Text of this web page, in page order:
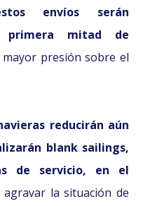
envíos serán
primera mitad de
presión sobre el
reducirán aún
blank sailings,
de servicio, en el
la situación de